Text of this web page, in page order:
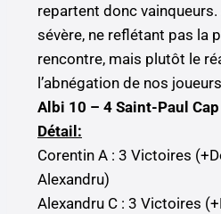
repartent donc
sévère, ne reflétant pas la
rencontre, mais plutôt le
l’abnégation de nos
Albi 10 – 4 Saint-Paul
Détail:
Corentin A : 3 Victoires
Alexandru)
Alexandru C : 3 Victoires